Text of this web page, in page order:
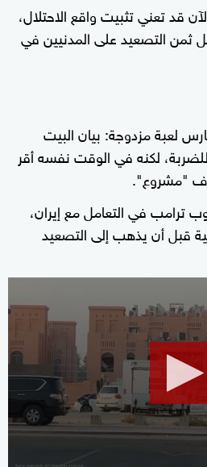
قد تعني تثبيت واقع الاحتلال،
ثمن التصعيد على المدنيين في
لعبة مزدوجة: بيان البيت
لكنه في الوقت نفسه أقر
"مشروع".
ترامب في التعامل مع إيران،
قبل أن يذهب إلى التصعيد
seconds
minute,
55
seconds